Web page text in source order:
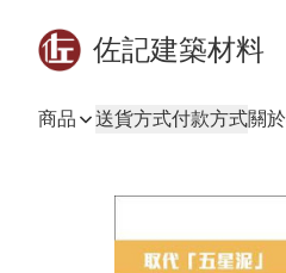
佐記建築材料
商品 送貨方式付款方式關